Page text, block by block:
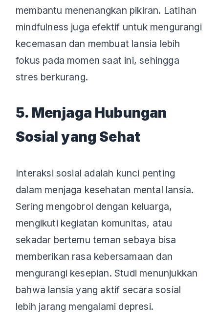
membantu menenangkan pikiran. Latihan
mindfulness juga efektif untuk mengurangi
kecemasan dan membuat lansia lebih
fokus pada momen saat ini, sehingga
stres berkurang.
5. Menjaga Hubungan
Sosial yang Sehat
Interaksi sosial adalah kunci penting
dalam menjaga kesehatan mental lansia.
Sering mengobrol dengan keluarga,
mengikuti kegiatan komunitas, atau
sekadar bertemu teman sebaya bisa
memberikan rasa kebersamaan dan
mengurangi kesepian. Studi menunjukkan
bahwa lansia yang aktif secara sosial
lebih jarang mengalami depresi.